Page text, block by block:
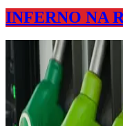
INFERNO NA